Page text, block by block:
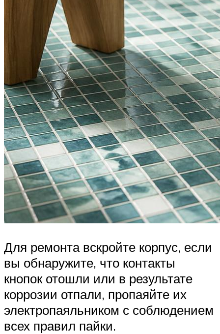
Для ремонта вскройте корпус, если
вы обнаружите, что контакты
кнопок отошли или в результате
коррозии отпали, пропаяйте их
электропаяльником с соблюдением
всех правил пайки.